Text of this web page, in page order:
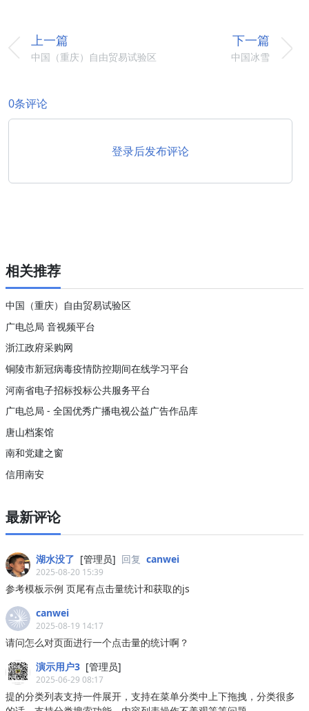
上一篇
中国（重庆）自由贸易试验区
下一篇
中国冰雪
0条评论
登录后发布评论
相关推荐
中国（重庆）自由贸易试验区
广电总局 音视频平台
浙江政府采购网
铜陵市新冠病毒疫情防控期间在线学习平台
河南省电子招标投标公共服务平台
广电总局 - 全国优秀广播电视公益广告作品库
唐山档案馆
南和党建之窗
信用南安
最新评论
湖水没了 [管理员] 回复 canwei
2025-08-20 15:39
参考模板示例 页尾有点击量统计和获取的js
canwei
2025-08-19 14:17
请问怎么对页面进行一个点击量的统计啊？
演示用户3 [管理员]
2025-06-29 08:17
提的分类列表支持一件展开，支持在菜单分类中上下拖拽，分类很多